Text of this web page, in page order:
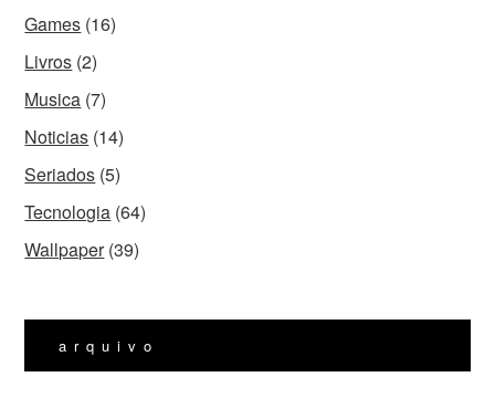
Games (16)
Livros (2)
Musica (7)
Noticias (14)
Seriados (5)
Tecnologia (64)
Wallpaper(39)
arquivo